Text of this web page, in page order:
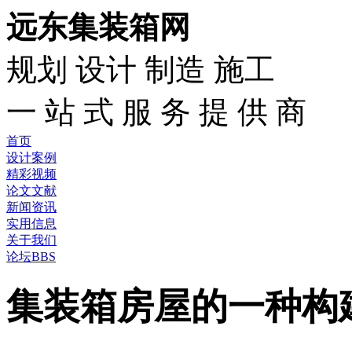
远东集装箱网
规划 设计 制造 施工
一 站 式 服 务 提 供 商
首页
设计案例
精彩视频
论文文献
新闻资讯
实用信息
关于我们
论坛BBS
集装箱房屋的一种构